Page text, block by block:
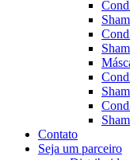
Contato
Seja um parceiro